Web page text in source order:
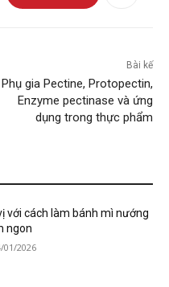
Bài kế
Phụ gia Pectine, Protopectin,
Enzyme pectinase và ứng
dụng trong thực phẩm
với cách làm bánh mì nướng
ngon
01/2026